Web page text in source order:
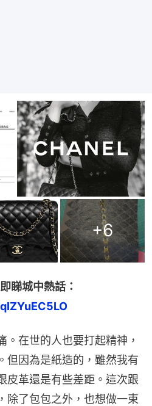
+6
睇城中熱話：
。在世的人也要打起精神，
但因為是紙造的，雖然我有
皮革還是有些差距。這次跟
除了包包之外，也想做一束